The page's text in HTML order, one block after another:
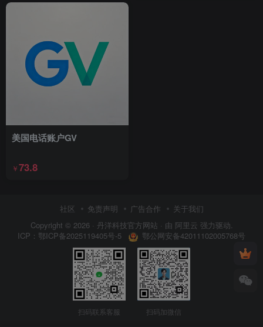
美国电话账户GV
￥73.8
社区 免责声明 广告合作
关于我们
Copyright © 2026 · 丹洋科技官方网站 · 由 阿里云 强力驱动.
ICP： 鄂ICP备2025119405号-5 鄂公网安备42011102005768号
扫码联系客服 扫码加微信